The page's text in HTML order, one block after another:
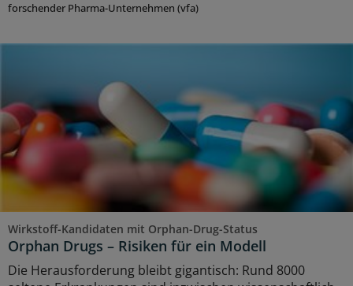
forschender Pharma-Unternehmen (vfa)
Wirkstoff-Kandidaten mit Orphan-Drug-Status
Orphan Drugs – Risiken für ein Modell
Die Herausforderung bleibt gigantisch: Rund 8000